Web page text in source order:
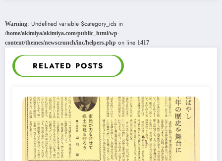
Warning: Undefined variable $category_ids in
/home/akimiya/akimiya.com/public_html/wp-
content/themes/newscrunch/inc/helpers.php on line 1417
RELATED POSTS